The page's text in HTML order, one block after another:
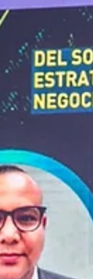
estrategia empresarial y
el marco del Tech Day
contó con el main
Blanco, Gerente
la IA no debe
principal de la
organización, sino
intermedio capaz de